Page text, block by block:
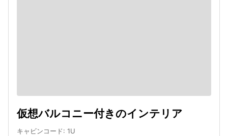
仮想バルコニー付きのインテリア
キャビンコード: 1U